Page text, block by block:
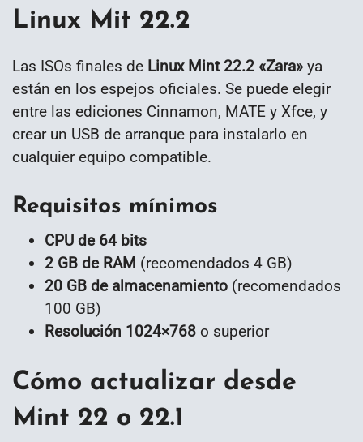
Linux Mit 22.2
Las ISOs finales de Linux Mint 22.2 «Zara» ya
están en los espejos oficiales. Se puede elegir
entre las ediciones Cinnamon, MATE y Xfce, y
crear un USB de arranque para instalarlo en
cualquier equipo compatible.
Requisitos mínimos
CPU de 64 bits
2 GB de RAM (recomendados 4 GB)
20 GB de almacenamiento (recomendados
100 GB)
Resolución 1024×768 o superior
Cómo actualizar desde
Mint 22 o 22.1